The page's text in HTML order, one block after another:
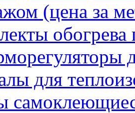
(цена за
обогрева
для